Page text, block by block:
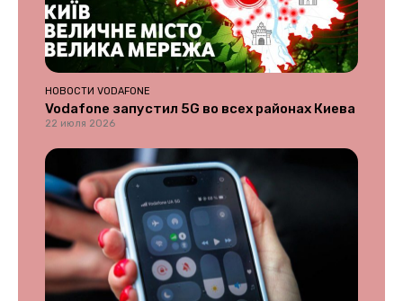
НОВОСТИ VODAFONE
Vodafone запустил 5G во всех районах Киева
22 июля 2026